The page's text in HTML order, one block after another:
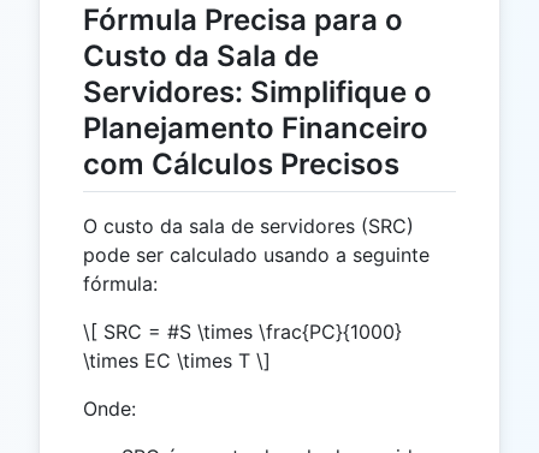
Fórmula Precisa para o
Custo da Sala de
Servidores: Simplifique o
Planejamento Financeiro
com Cálculos Precisos
O custo da sala de servidores (SRC)
pode ser calculado usando a seguinte
fórmula:
\[ SRC = #S \times \frac{PC}{1000}
\times EC \times T \]
Onde: